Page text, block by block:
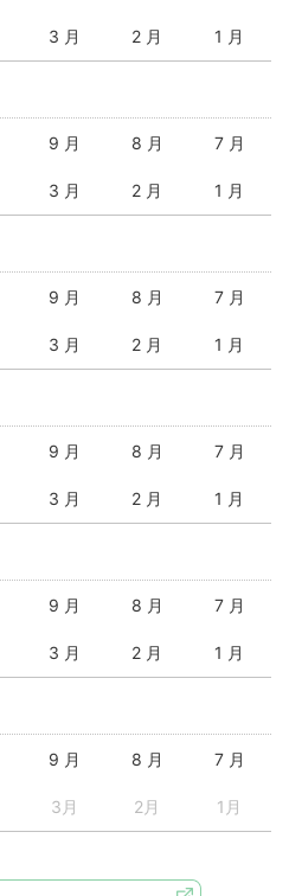
3 月 2 月 1 月
9 月 8 月 7 月
3 月 2 月 1 月
9 月 8 月 7 月
3 月 2 月 1 月
9 月 8 月 7 月
3 月 2 月 1 月
9 月 8 月 7 月
3 月 2 月 1 月
9 月 8 月 7 月
3月 2月 1月